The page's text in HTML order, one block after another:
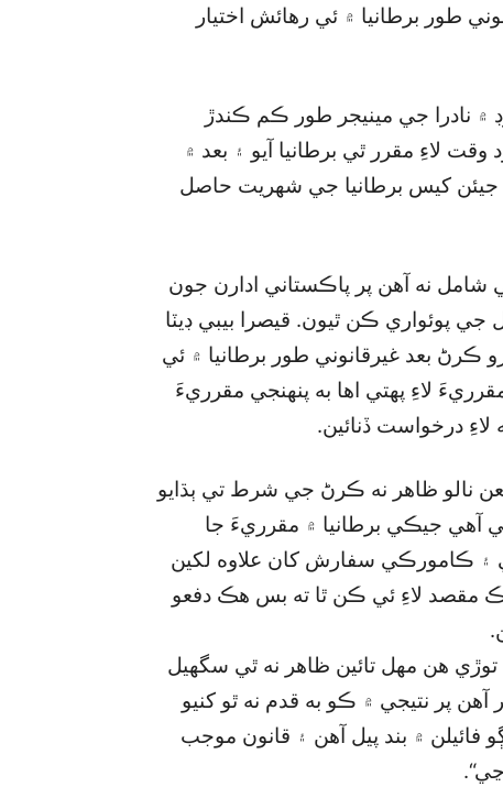
طور برطانيا ۾ ئي رهائش اختيار
۾ نادرا جي مينيجر طور ڪم ڪندڙ
لاءِ مقرر ٿي برطانيا آيو ۽ بعد ۾
جيئن کيس برطانيا جي شهريت حاصل
نه آهن پر پاڪستاني ادارن جون
جي پوئواري ڪن ٿيون. قيصرا بيبي ڊيٽا
ڪرڻ بعد غيرقانوني طور برطانيا ۾ ئي
لاءِ پهتي اها به پنهنجي مقرريءَ
لاءِ درخواست ڏنائين.
نالو ظاهر نه ڪرڻ جي شرط تي ٻڌايو
جيڪي برطانيا ۾ مقرريءَ جا
۽ ڪامورڪي سفارش کان علاوه لکين
مقصد لاءِ ئي ڪن ٿا ته بس هڪ دفعو
توڙي هن مهل تائين ظاهر نه ٿي سگھيل
پر نتيجي ۾ ڪو به قدم نه ٿو کنيو
فائيلن ۾ بند پيل آهن ۽ قانون موجب